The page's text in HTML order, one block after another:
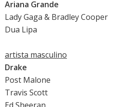
Ariana Grande
Lady Gaga & Bradley Cooper
Dua Lipa
artista masculino
Drake
Post Malone
Travis Scott